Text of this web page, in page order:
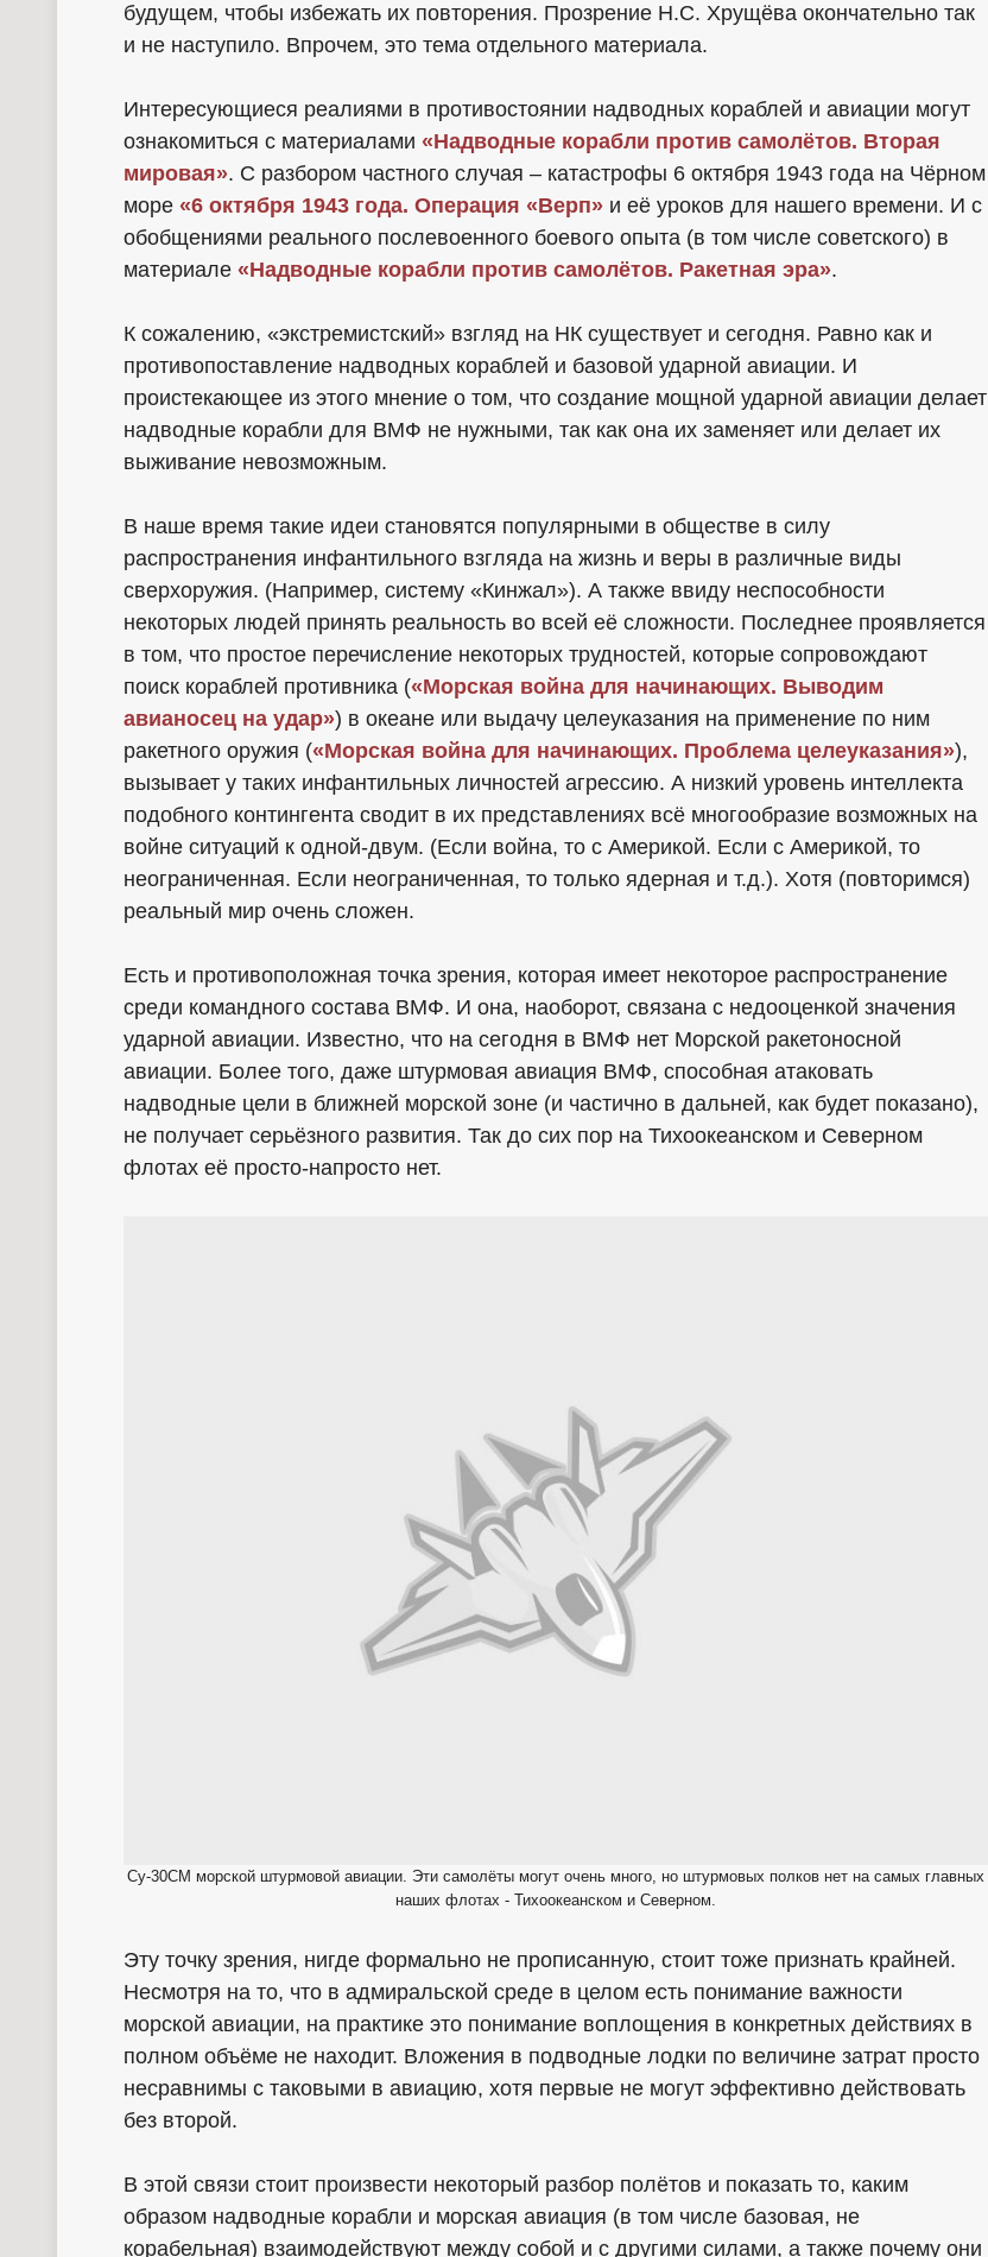
будущем, чтобы избежать их повторения. Прозрение Н.С. Хрущёва окончательно так
и не наступило. Впрочем, это тема отдельного материала.
Интересующиеся реалиями в противостоянии надводных кораблей и авиации могут
ознакомиться с материалами «Надводные корабли против самолётов. Вторая
мировая». С разбором частного случая – катастрофы 6 октября 1943 года на Чёрном
море «6 октября 1943 года. Операция «Верп» и её уроков для нашего времени. И с
обобщениями реального послевоенного боевого опыта (в том числе советского) в
материале «Надводные корабли против самолётов. Ракетная эра».
К сожалению, «экстремистский» взгляд на НК существует и сегодня. Равно как и
противопоставление надводных кораблей и базовой ударной авиации. И
проистекающее из этого мнение о том, что создание мощной ударной авиации делает
надводные корабли для ВМФ не нужными, так как она их заменяет или делает их
выживание невозможным.
В наше время такие идеи становятся популярными в обществе в силу
распространения инфантильного взгляда на жизнь и веры в различные виды
сверхоружия. (Например, систему «Кинжал»). А также ввиду неспособности
некоторых людей принять реальность во всей её сложности. Последнее проявляется
в том, что простое перечисление некоторых трудностей, которые сопровождают
поиск кораблей противника («Морская война для начинающих. Выводим
авианосец на удар») в океане или выдачу целеуказания на применение по ним
ракетного оружия («Морская война для начинающих. Проблема целеуказания»),
вызывает у таких инфантильных личностей агрессию. А низкий уровень интеллекта
подобного контингента сводит в их представлениях всё многообразие возможных на
войне ситуаций к одной-двум. (Если война, то с Америкой. Если с Америкой, то
неограниченная. Если неограниченная, то только ядерная и т.д.). Хотя (повторимся)
реальный мир очень сложен.
Есть и противоположная точка зрения, которая имеет некоторое распространение
среди командного состава ВМФ. И она, наоборот, связана с недооценкой значения
ударной авиации. Известно, что на сегодня в ВМФ нет Морской ракетоносной
авиации. Более того, даже штурмовая авиация ВМФ, способная атаковать
надводные цели в ближней морской зоне (и частично в дальней, как будет показано),
не получает серьёзного развития. Так до сих пор на Тихоокеанском и Северном
флотах её просто-напросто нет.
Су-30СМ морской штурмовой авиации. Эти самолёты могут очень много, но штурмовых полков нет на самых главных
наших флотах - Тихоокеанском и Северном.
Эту точку зрения, нигде формально не прописанную, стоит тоже признать крайней.
Несмотря на то, что в адмиральской среде в целом есть понимание важности
морской авиации, на практике это понимание воплощения в конкретных действиях в
полном объёме не находит. Вложения в подводные лодки по величине затрат просто
несравнимы с таковыми в авиацию, хотя первые не могут эффективно действовать
без второй.
В этой связи стоит произвести некоторый разбор полётов и показать то, каким
образом надводные корабли и морская авиация (в том числе базовая, не
корабельная) взаимодействуют между собой и с другими силами, а также почему они